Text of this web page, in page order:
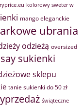
kolorowy sweter w
mango eleganckie
ubrania
odzieżą oversized
sukienki
sklepu
tanie sukienki do 50 zł
świąteczne